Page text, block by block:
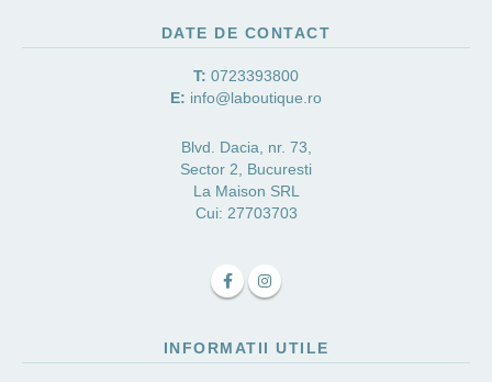
DATE DE CONTACT
T: 0723393800
E: info@laboutique.ro
Blvd. Dacia, nr. 73,
Sector 2, Bucuresti
La Maison SRL
Cui: 27703703
INFORMATII UTILE